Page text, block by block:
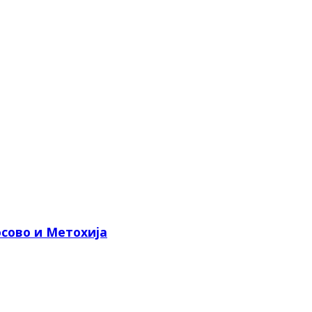
и Метохија